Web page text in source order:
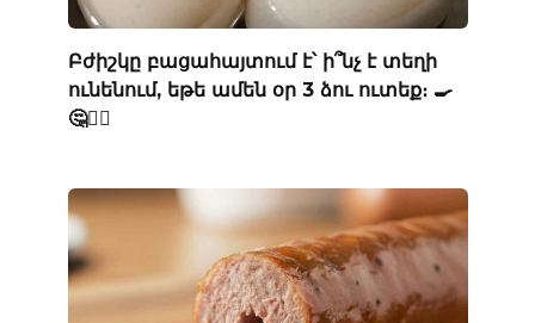
Բժիշկը բացահայտում է՝ ի՞նչ է տեղի
ունենում, եթե ամեն օր 3 ձու ուտեք։ 🍳
🤔👨‍⚕️